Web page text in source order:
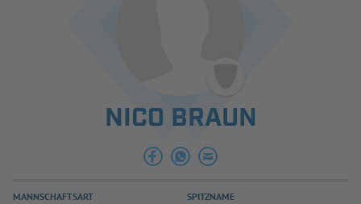
AUSBILDUNG & FÖRDERUNG
NICO BRAUN
MANNSCHAFTSART SPITZNAME